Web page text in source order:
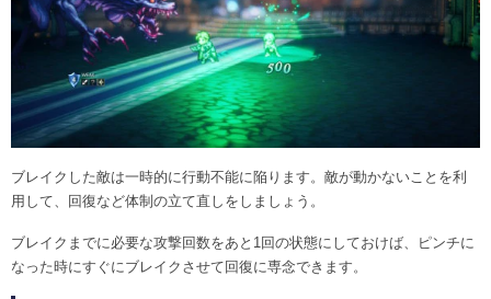
ブレイクした敵は一時的に行動不能に陥ります。敵が動かないことを利
用して、回復など体制の立て直しをしましょう。
ブレイクまでに必要な攻撃回数をあと1回の状態にしておけば、ピンチに
なった時にすぐにブレイクさせて回復に専念できます。